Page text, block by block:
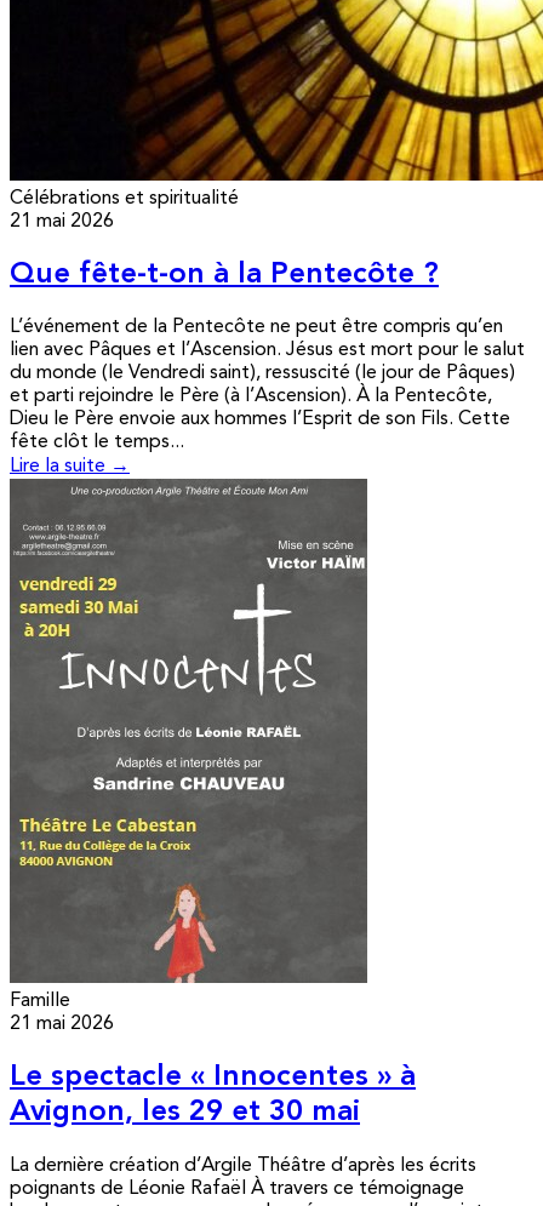
Célébrations et spiritualité
21 mai 2026
Que fête-t-on à la Pentecôte ?
L’événement de la Pentecôte ne peut être compris qu’en
lien avec Pâques et l’Ascension. Jésus est mort pour le salut
du monde (le Vendredi saint), ressuscité (le jour de Pâques)
et parti rejoindre le Père (à l’Ascension). À la Pentecôte,
Dieu le Père envoie aux hommes l’Esprit de son Fils. Cette
fête clôt le temps...
Lire la suite →
Famille
21 mai 2026
Le spectacle « Innocentes » à
Avignon, les 29 et 30 mai
La dernière création d’Argile Théâtre d’après les écrits
poignants de Léonie Rafaël À travers ce témoignage